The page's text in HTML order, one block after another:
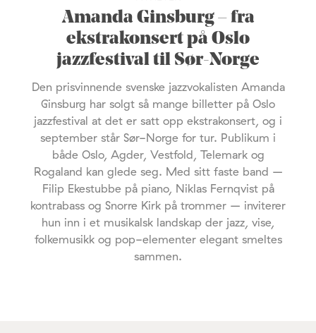
Amanda Ginsburg – fra
ekstrakonsert på Oslo
jazzfestival til Sør-Norge
Den prisvinnende svenske jazzvokalisten Amanda
Ginsburg har solgt så mange billetter på Oslo
jazzfestival at det er satt opp ekstrakonsert, og i
september står Sør-Norge for tur. Publikum i
både Oslo, Agder, Vestfold, Telemark og
Rogaland kan glede seg. Med sitt faste band –
Filip Ekestubbe på piano, Niklas Fernqvist på
kontrabass og Snorre Kirk på trommer – inviterer
hun inn i et musikalsk landskap der jazz, vise,
folkemusikk og pop-elementer elegant smeltes
sammen.